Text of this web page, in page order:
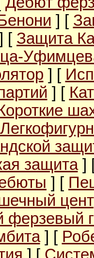
] [
[ Защита
] [
] [
защита]
] [
ферзевый
] [